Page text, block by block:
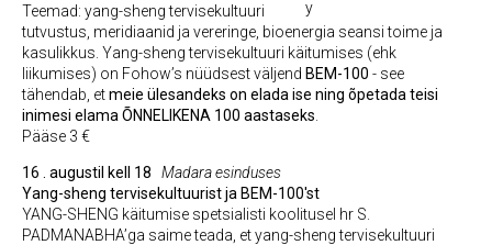
Teemad: yang-sheng tervisekultuuri
tutvustus, meridiaanid ja vereringe, bioenergia seansi toime ja
kasulikkus. Yang-sheng tervisekultuuri käitumises (ehk
liikumises) on Fohow’s nüüdsest väljend BEM-100 - see
tähendab, etmeie ülesandeks on elada ise ning õpetada teisi
inimesi elama ÕNNELIKENA 100 aastaseks
Pääse 3 €
16 . augustil kell 18 Madara esinduses
Yang-sheng tervisekultuurist ja BEM-100'st
YANG-SHENG käitumise spetsialisti koolitusel hr S.
PADMANABHA’ga saime teada, et yang-sheng tervisekultuuri